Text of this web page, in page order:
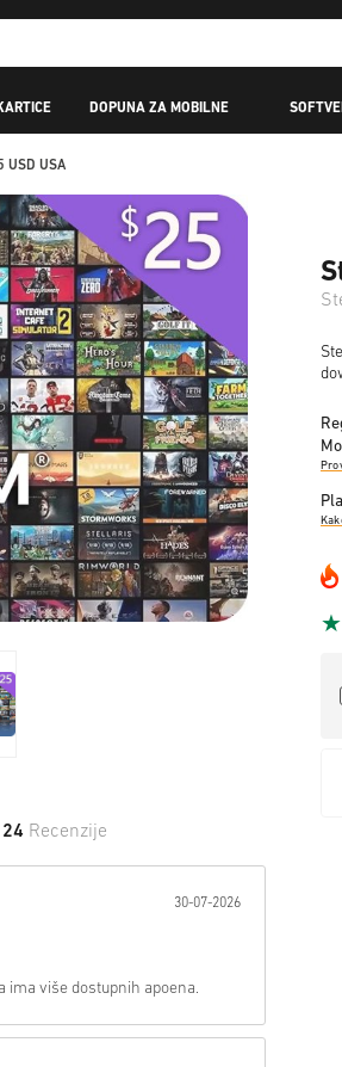
DOPUNA ZA MOBILNE
USD USA
24 Recenzije
30-07-2026
ima više dostupnih apoena.